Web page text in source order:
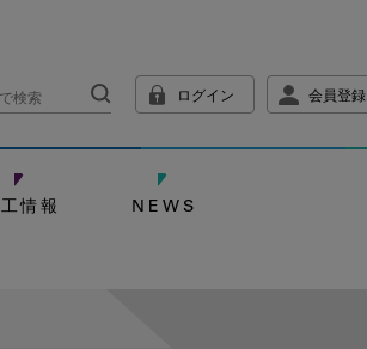
ログイン 会員登録
情報 NEWS